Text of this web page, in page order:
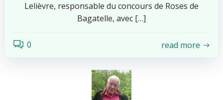
Lelièvre, responsable du concours de Roses de
Bagatelle, avec […]
0 read more